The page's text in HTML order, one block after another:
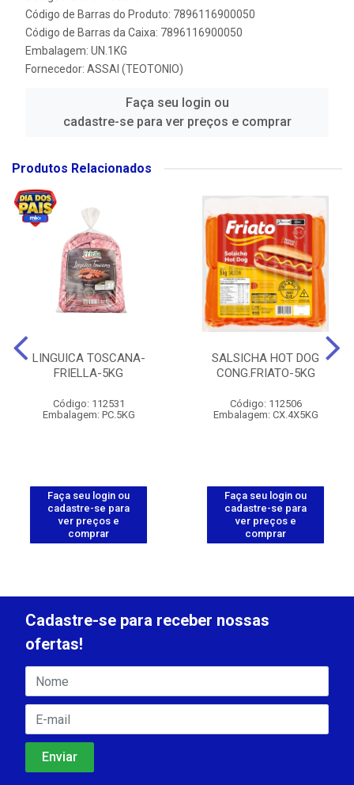
Código de Barras do Produto: 7896116900050
Código de Barras da Caixa: 7896116900050
Embalagem: UN.1KG
Fornecedor: ASSAI (TEOTONIO)
Faça seu login ou
cadastre-se para ver preços e comprar
Produtos Relacionados
LINGUICA TOSCANA-
FRIELLA-5KG
Código: 112531
Embalagem: PC.5KG
Faça seu login ou
cadastre-se para
ver preços e
comprar
SALSICHA HOT DOG
CONG.FRIATO-5KG
Código: 112506
Embalagem: CX.4X5KG
Faça seu login ou
cadastre-se para
ver preços e
comprar
Cadastre-se para receber nossas
ofertas!